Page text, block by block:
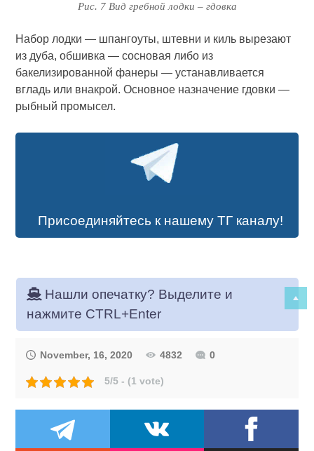
Рис. 7 Вид гребной лодки – гдовка
Набор лодки — шпангоуты, штевни и киль вырезают
из дуба, обшивка — сосновая либо из
бакелизированной фанеры — устанавливается
вгладь или внакрой. Основное назначение гдовки —
рыбный промысел.
Присоединяйтесь к нашему ТГ каналу!
Нашли опечатку? Выделите и
нажмите CTRL+Enter
November, 16, 2020 4832 0
5/5 - (1 vote)